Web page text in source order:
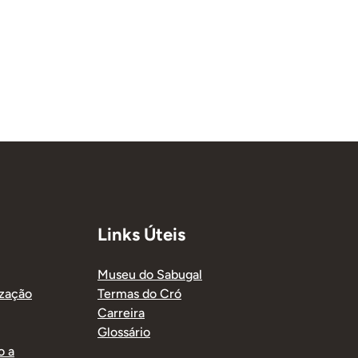
a
Links Úteis
Museu do Sabugal
Termas do Cró
Carreira
Glossário